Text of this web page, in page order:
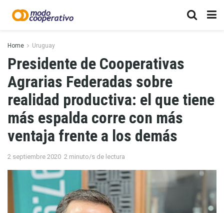
Home Uruguay
Presidente de Cooperativas
Agrarias Federadas sobre
realidad productiva: el que tiene
más espalda corre con más
ventaja frente a los demás
2 septiembre 2020 2 minuto/s de lectura